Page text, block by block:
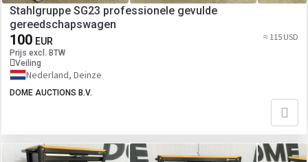
Stahlgruppe SG23 professionele gevulde
gereedschapswagen
100 EUR
Prijs excl. BTW
Veiling
≈ 115 USD
Nederland, Deinze
DOME AUCTIONS B.V.